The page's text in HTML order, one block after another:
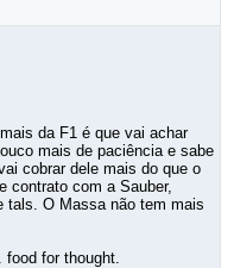
da F1 é que vai achar
mais de paciência e sabe
cobrar dele mais do que o
contrato com a Sauber,
tals. O Massa não tem mais
food for thought.